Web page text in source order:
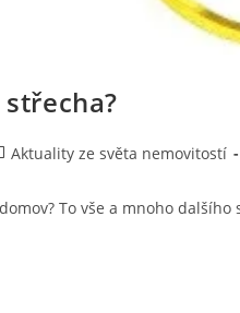
Aktuality ze světa nemovitostí
To vše a mnoho